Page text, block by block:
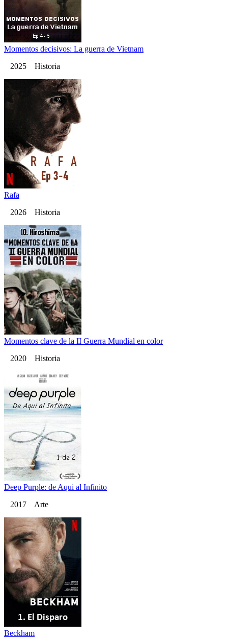
Momentos decisivos: La guerra de Vietnam
2025 Historia
Rafa
2026 Historia
Momentos clave de la II Guerra Mundial en color
2020 Historia
Deep Purple: de Aqui al Infinito
2017 Arte
Beckham